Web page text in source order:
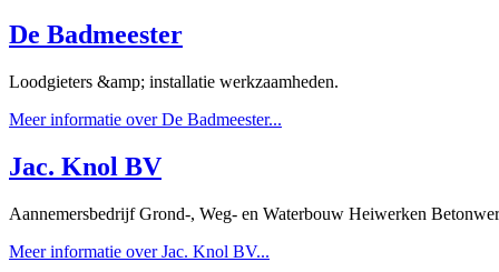
De Badmeester
Loodgieters &amp; installatie werkzaamheden.
Meer informatie over De Badmeester...
Jac. Knol BV
Aannemersbedrijf Grond-, Weg- en Waterbouw Heiwerken
Meer informatie over Jac. Knol BV...